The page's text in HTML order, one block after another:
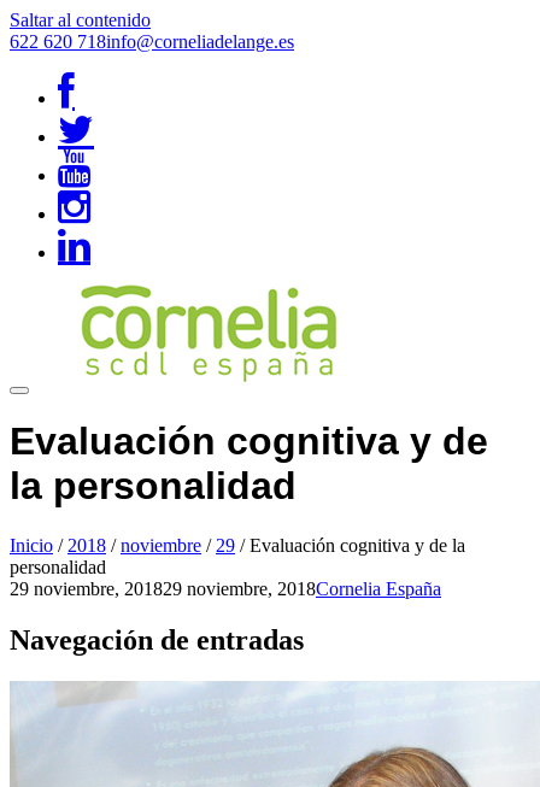
Saltar al contenido
622 620 718info@corneliadelange.es
Evaluación cognitiva y de
la personalidad
Inicio / 2018 / noviembre / 29 / Evaluación cognitiva y de la
personalidad
29 noviembre, 201829 noviembre, 2018Cornelia España
Navegación de entradas